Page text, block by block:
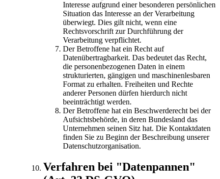
Interesse aufgrund einer besonderen persönlichen
Situation das Interesse an der Verarbeitung
überwiegt. Dies gilt nicht, wenn eine
Rechtsvorschrift zur Durchführung der
Verarbeitung verpflichtet.
Der Betroffene hat ein Recht auf
Datenübertragbarkeit. Das bedeutet das Recht,
die personenbezogenen Daten in einem
strukturierten, gängigen und maschinenlesbaren
Format zu erhalten. Freiheiten und Rechte
anderer Personen dürfen hierdurch nicht
beeinträchtigt werden.
Der Betroffene hat ein Beschwerderecht bei der
Aufsichtsbehörde, in deren Bundesland das
Unternehmen seinen Sitz hat. Die Kontaktdaten
finden Sie zu Beginn der Beschreibung unserer
Datenschutzorganisation.
Verfahren bei "Datenpannen"